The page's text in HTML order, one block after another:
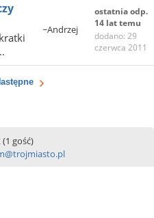
~Andrzej
ostatnia odp.
14 lat temu
dodano: 29
czerwca 2011
(1 gość)